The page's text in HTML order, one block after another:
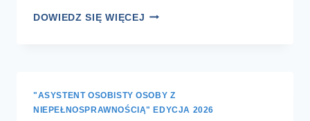
DOWIEDZ SIĘ WIĘCEJ NABÓR
EDYCJA
2026
"ASYSTENT OSOBISTY OSOBY Z
NIEPEŁNOSPRAWNOŚCIĄ" EDYCJA 2026